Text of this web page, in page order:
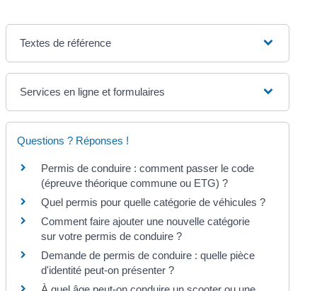
Textes de référence
Services en ligne et formulaires
Questions ? Réponses !
Permis de conduire : comment passer le code
(épreuve théorique commune ou ETG) ?
Quel permis pour quelle catégorie de véhicules ?
Comment faire ajouter une nouvelle catégorie
sur votre permis de conduire ?
Demande de permis de conduire : quelle pièce
d'identité peut-on présenter ?